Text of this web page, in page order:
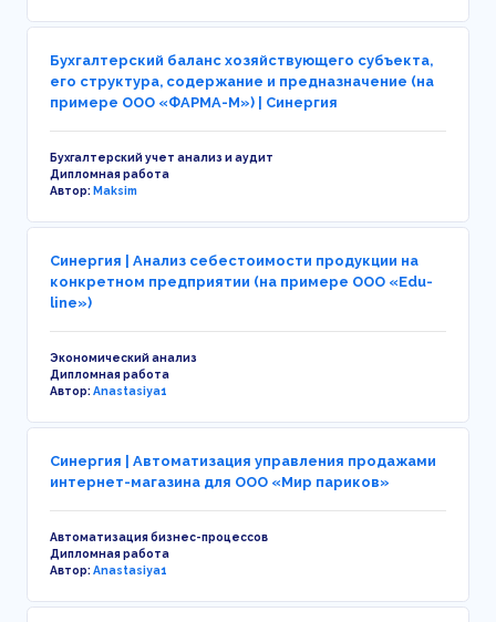
Бухгалтерский баланс хозяйствующего субъекта,
его структура, содержание и предназначение (на
примере ООО «ФАРМА-М») | Синергия
Бухгалтерский учет анализ и аудит
Дипломная работа
Автор:Maksim
Синергия | Анализ себестоимости продукции на
конкретном предприятии (на примере ООО «Еdu-
line»)
Экономический анализ
Дипломная работа
Автор:Anastasiya1
Синергия | Автоматизация управления продажами
интернет-магазина для ООО «Мир париков»
Автоматизация бизнес-процессов
Дипломная работа
Автор:Anastasiya1